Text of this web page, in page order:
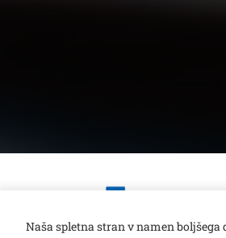
Naša spletna stran v namen